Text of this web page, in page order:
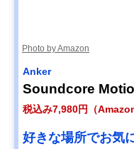
Photo by Amazon
Anker
Soundcore
税込み7,980円（Amazon
好きな場所でお気